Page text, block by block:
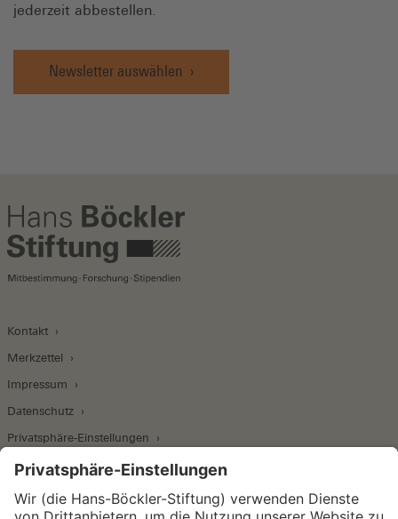
jederzeit abbestellen.
Newsletter auswählen
Kontakt
Merkzettel
Impressum
Datenschutz
Privatsphäre-Einstellungen
Wirtschafts- und Sozialwissenschaftliches Institut